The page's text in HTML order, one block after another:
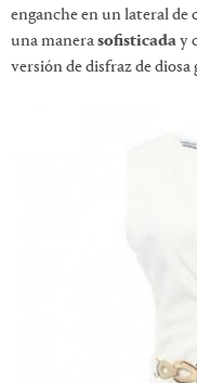
enganche en un lateral de
una manerasofisticaday
versión de disfraz de diosa